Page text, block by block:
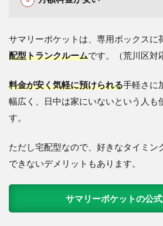
サマリーポケットは、専用ボックスに
配型トランクルームです。（荒川区対
料金が安く気軽に預けられる手軽さに
幅広く、日中は家にいないという人も
す。
ただし宅配型なので、好きなタイミン
できないデメリットもあります。
サマリーポケットの公